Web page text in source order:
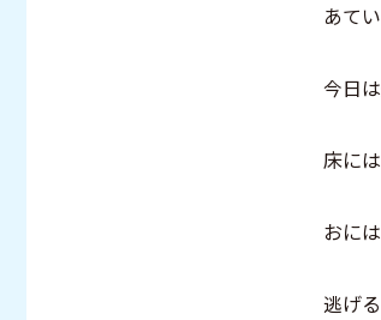
あて
今日
床に
おに
逃げ